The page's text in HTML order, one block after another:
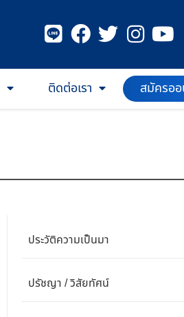
ติดต่อเรา สมัครอ
ประวัติความเป็นมา
ปรัชญา / วิสัยทัศน์